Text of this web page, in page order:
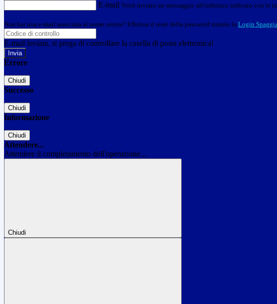
E-mail Verrà inviato un messaggio all'indirizzo indicato con le
Non hai una e-mail associata al nome utente? Effettua il reset della password tramite la Login
E-mail inviata, si prega di controllare la casella di posta elettronica!
Errore
Chiudi
Successo
Chiudi
Informazione
Chiudi
Attendere...
Attendere il completamento dell'operazione...
Chiudi